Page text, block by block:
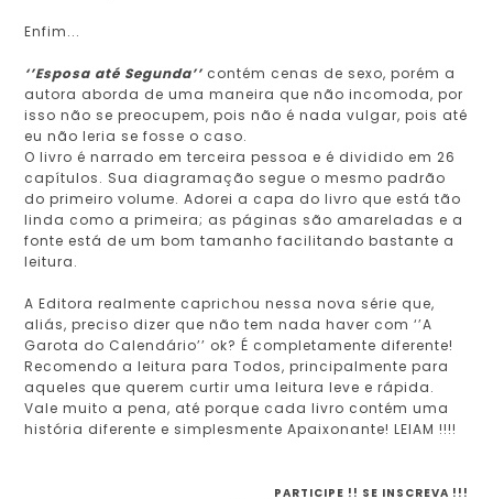
Enfim...
‘’Esposa até Segunda’’ contém cenas de sexo, porém a
autora aborda de uma maneira que não incomoda, por
isso não se preocupem, pois não é nada vulgar, pois até
eu não leria se fosse o caso.
O livro é narrado em terceira pessoa e é dividido em 26
capítulos. Sua diagramação segue o mesmo padrão
do primeiro volume. Adorei a capa do livro que está tão
linda como a primeira; as páginas são amareladas e a
fonte está de um bom tamanho facilitando bastante a
leitura.
A Editora realmente caprichou nessa nova série que,
aliás, preciso dizer que não tem nada haver com ‘’A
Garota do Calendário’’ ok? É completamente diferente!
Recomendo a leitura para Todos, principalmente para
aqueles que querem curtir uma leitura leve e rápida.
Vale muito a pena, até porque cada livro contém uma
história diferente e simplesmente Apaixonante! LEIAM !!!!
PARTICIPE !! SE INSCREVA !!!